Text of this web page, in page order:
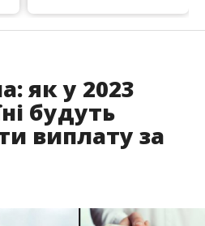
як у 2023
будуть
виплату за